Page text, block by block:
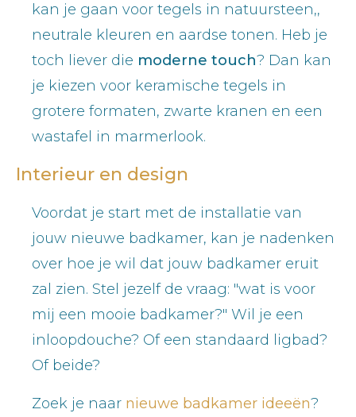
kan je gaan voor tegels in natuursteen,,
neutrale kleuren en aardse tonen. Heb je
toch liever die moderne touch? Dan kan
je kiezen voor keramische tegels in
grotere formaten, zwarte kranen en een
wastafel in marmerlook.
Interieur en design
Voordat je start met de installatie van
jouw nieuwe badkamer, kan je nadenken
over hoe je wil dat jouw badkamer eruit
zal zien. Stel jezelf de vraag: "wat is voor
mij een mooie badkamer?" Wil je een
inloopdouche? Of een standaard ligbad?
Of beide?
Zoek je naar nieuwe badkamer ideeën?